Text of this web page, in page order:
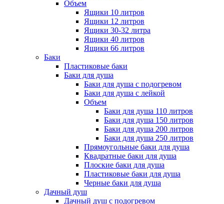
Объем
Ящики 10 литров
Ящики 12 литров
Ящики 30-32 литра
Ящики 40 литров
Ящики 66 литров
Баки
Пластиковые баки
Баки для душа
Баки для душа с подогревом
Баки для душа с лейкой
Объем
Баки для душа 110 литров
Баки для душа 150 литров
Баки для душа 200 литров
Баки для душа 250 литров
Прямоугольные баки для душа
Квадратные баки для душа
Плоские баки для душа
Пластиковые баки для душа
Черные баки для душа
Дачный душ
Дачный душ с подогревом